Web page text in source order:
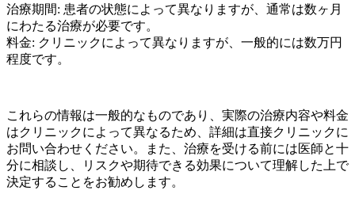
治療期間: 患者の状態によって異なりますが、通常は数ヶ月
にわたる治療が必要です。
料金: クリニックによって異なりますが、一般的には数万円
程度です。
これらの情報は一般的なものであり、実際の治療内容や料金
はクリニックによって異なるため、詳細は直接クリニックに
お問い合わせください。また、治療を受ける前には医師と十
分に相談し、リスクや期待できる効果について理解した上で
決定することをお勧めします。